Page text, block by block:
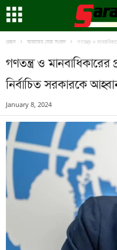
প্রচ্ছদ আজকের সেরা সংবাদ গণতন্ত্র ও
গণতন্ত্র ও
নির্বাচিত সরকারকে
January 8, 2024